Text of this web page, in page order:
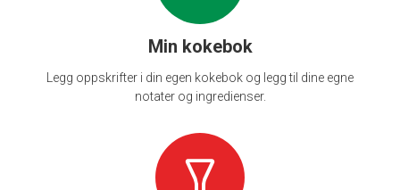
Min kokebok
Legg oppskrifter i din egen kokebok og legg til dine egne
notater og ingredienser.